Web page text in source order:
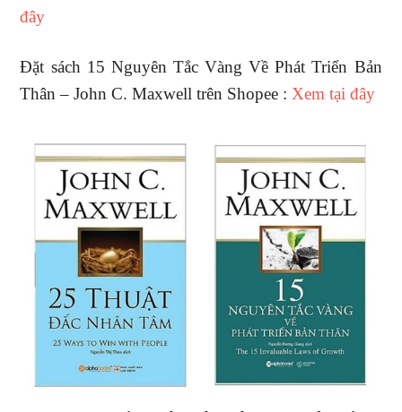
đây
Đặt sách 15 Nguyên Tắc Vàng Về Phát Triển Bản
Thân – John C. Maxwell trên Shopee : Xem tại đây